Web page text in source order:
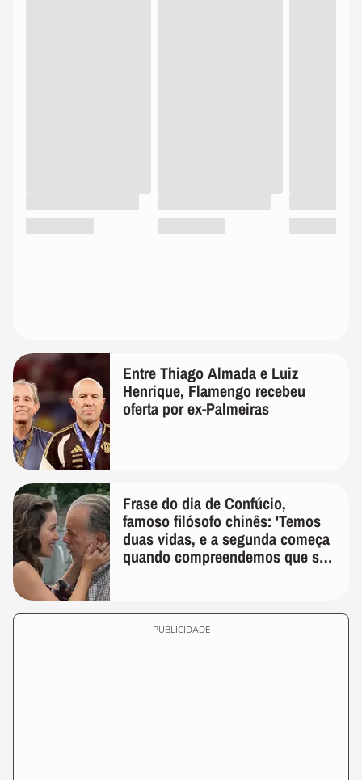
Entre Thiago Almada e Luiz
Henrique, Flamengo recebeu
oferta por ex-Palmeiras
Frase do dia de Confúcio,
famoso filósofo chinês: 'Temos
duas vidas, e a segunda começa
quando compreendemos que só
PUBLICIDADE